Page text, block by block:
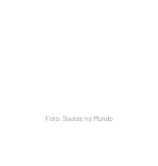
Foto: Soutos no Mundo